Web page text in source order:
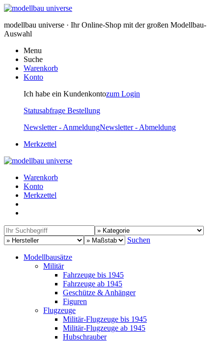
modellbau universe · Ihr Online-Shop mit der großen Modellbau-
Auswahl
Menu
Suche
Warenkorb
Konto
Ich habe ein Kundenkontozum Login
Statusabfrage Bestellung
Newsletter - AnmeldungNewsletter - Abmeldung
Merkzettel
Warenkorb
Konto
Merkzettel
Suchen
Modellbausätze
Militär
Fahrzeuge bis 1945
Fahrzeuge ab 1945
Geschütze & Anhänger
Figuren
Flugzeuge
Militär-Flugzeuge bis 1945
Militär-Flugzeuge ab 1945
Hubschrauber